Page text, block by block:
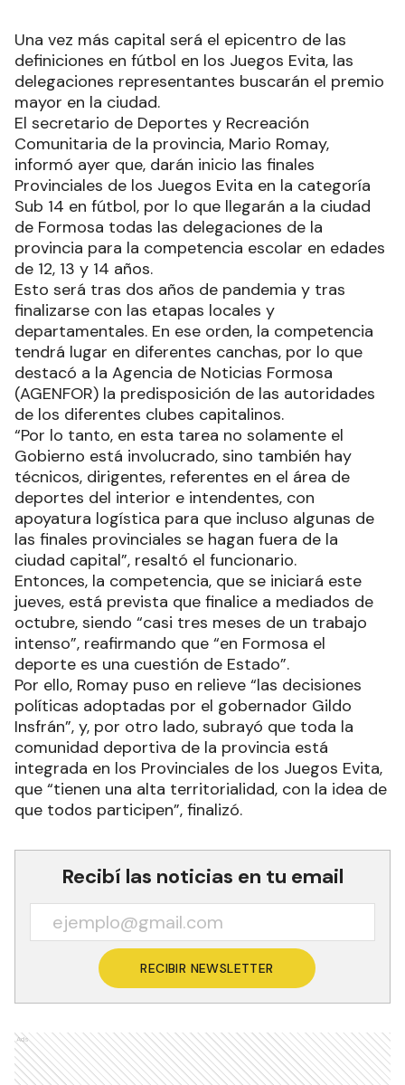
Una vez más capital será el epicentro de las
definiciones en fútbol en los Juegos Evita, las
delegaciones representantes buscarán el premio
mayor en la ciudad.
El secretario de Deportes y Recreación
Comunitaria de la provincia, Mario Romay,
informó ayer que, darán inicio las finales
Provinciales de los Juegos Evita en la categoría
Sub 14 en fútbol, por lo que llegarán a la ciudad
de Formosa todas las delegaciones de la
provincia para la competencia escolar en edades
de 12, 13 y 14 años.
Esto será tras dos años de pandemia y tras
finalizarse con las etapas locales y
departamentales. En ese orden, la competencia
tendrá lugar en diferentes canchas, por lo que
destacó a la Agencia de Noticias Formosa
(AGENFOR) la predisposición de las autoridades
de los diferentes clubes capitalinos.
“Por lo tanto, en esta tarea no solamente el
Gobierno está involucrado, sino también hay
técnicos, dirigentes, referentes en el área de
deportes del interior e intendentes, con
apoyatura logística para que incluso algunas de
las finales provinciales se hagan fuera de la
ciudad capital”, resaltó el funcionario.
Entonces, la competencia, que se iniciará este
jueves, está prevista que finalice a mediados de
octubre, siendo “casi tres meses de un trabajo
intenso”, reafirmando que “en Formosa el
deporte es una cuestión de Estado”.
Por ello, Romay puso en relieve “las decisiones
políticas adoptadas por el gobernador Gildo
Insfrán”, y, por otro lado, subrayó que toda la
comunidad deportiva de la provincia está
integrada en los Provinciales de los Juegos Evita,
que “tienen una alta territorialidad, con la idea de
que todos participen”, finalizó.
Recibí las noticias en tu email
RECIBIR NEWSLETTER
Ads